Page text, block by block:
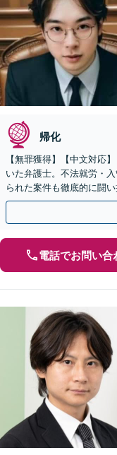
帰化
【無罪獲得】【中文対応
いた弁護士。不法就労・
られた案件も徹底的に闘い
電話でお問い合